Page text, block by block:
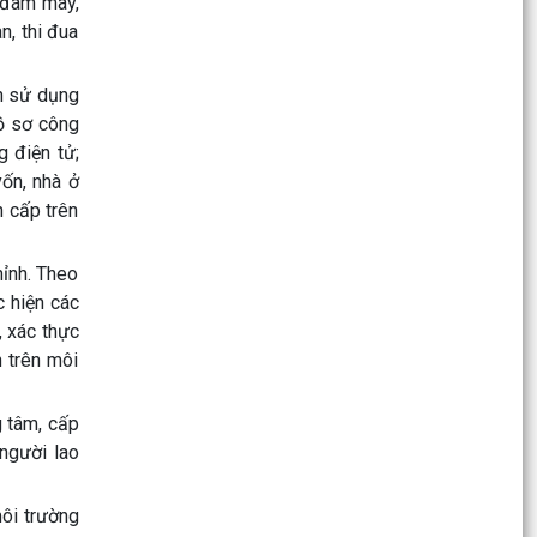
thi đua
sử dụng
sơ công
điện tử;
nhà ở
cấp trên
Theo
hiện các
xác thực
trên môi
tâm, cấp
lao
trường